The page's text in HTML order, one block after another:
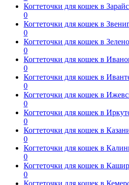
Когтеточки для кошек в
0
Когтеточки для кошек в
0
Когтеточки для кошек в
0
Когтеточки для кошек в
0
Когтеточки для кошек в
0
Когтеточки для кошек в
0
Когтеточки для кошек в
0
Когтеточки для кошек в
0
Когтеточки для кошек в
0
Когтеточки для кошек в
0
Когтеточки для кошек в